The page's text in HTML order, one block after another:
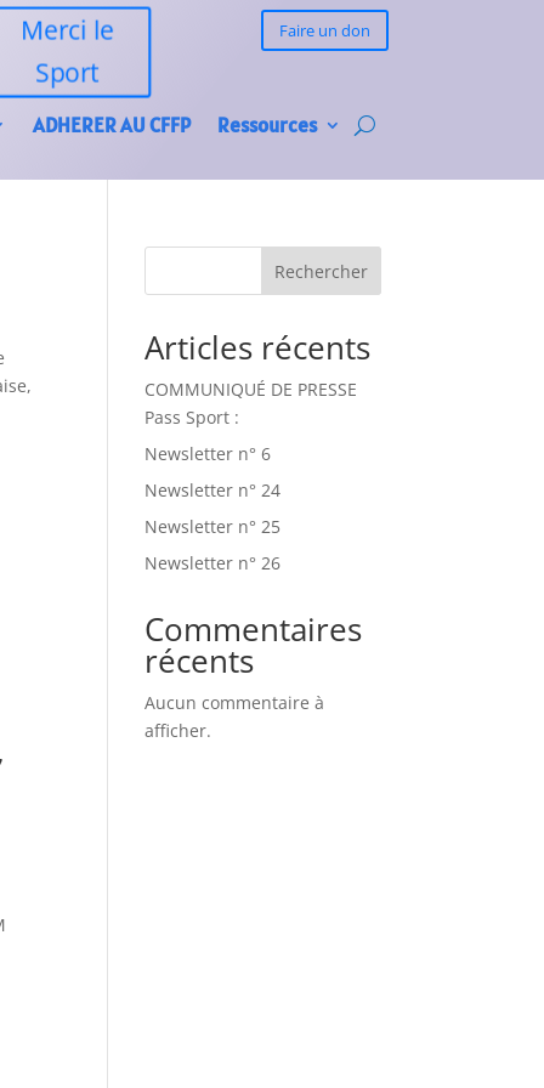
Merci le
Sport
Faire un don
ADHERER AU CFFP Ressources
Rechercher
Articles récents
COMMUNIQUÉ DE PRESSE
Pass Sport :
Newsletter n° 6
Newsletter n° 24
Newsletter n° 25
Newsletter n° 26
Commentaires
récents
Aucun commentaire à
afficher.